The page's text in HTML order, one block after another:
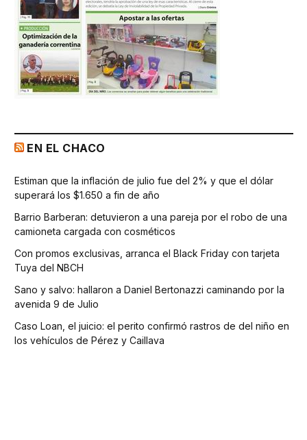
EN EL CHACO
Estiman que la inflación de julio fue del 2% y que el dólar
superará los $1.650 a fin de año
Barrio Barberan: detuvieron a una pareja por el robo de una
camioneta cargada con cosméticos
Con promos exclusivas, arranca el Black Friday con tarjeta
Tuya del NBCH
Sano y salvo: hallaron a Daniel Bertonazzi caminando por la
avenida 9 de Julio
Caso Loan, el juicio: el perito confirmó rastros de del niño en
los vehículos de Pérez y Caillava